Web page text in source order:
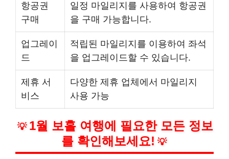
항공권
구매
일정 마일리지를 사용하여 항공권
을 구매 가능합니다.
업그레이
드
적립된 마일리지를 이용하여 좌석
을 업그레이드할 수 있습니다.
제휴 서
비스
다양한 제휴 업체에서 마일리지
사용 가능
💡 1월 보홀 여행에 필요한 모든 정보
를 확인해보세요! 💡